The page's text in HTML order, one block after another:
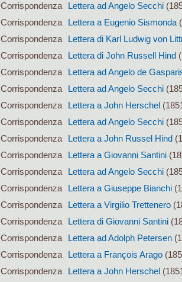
Corrispondenza
Lettera ad Angelo Secchi
Corrispondenza
Lettera a Eugenio Sismonda
Corrispondenza
Lettera di Karl Ludwig von
Corrispondenza
Lettera di John Russell Hind
Corrispondenza
Lettera ad Angelo de
Corrispondenza
Lettera ad Angelo Secchi
Corrispondenza
Lettera a John Herschel
Corrispondenza
Lettera ad Angelo Secchi
Corrispondenza
Lettera a John Russel Hind
Corrispondenza
Lettera a Giovanni Santini
Corrispondenza
Lettera ad Angelo Secchi
Corrispondenza
Lettera a Giuseppe Bianchi
Corrispondenza
Lettera a Virgilio Trettenero
Corrispondenza
Lettera di Giovanni Santini
Corrispondenza
Lettera ad Adolph Petersen
Corrispondenza
Lettera a François Arago
Corrispondenza
Lettera a John Herschel